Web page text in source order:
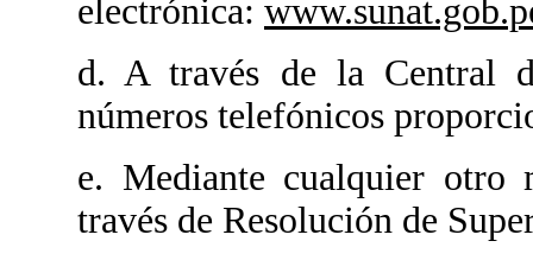
electrónica:
d. A través de la Central
números telefónicos
e. Mediante cualquier otro
través de Resolución de